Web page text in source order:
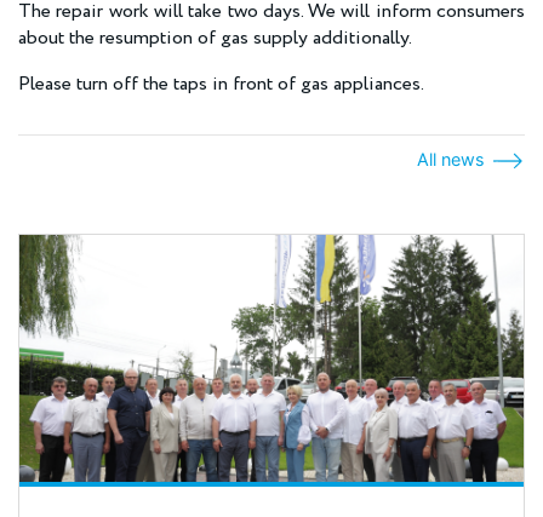
The repair work will take two days. We will inform consumers
about the resumption of gas supply additionally.
Please turn off the taps in front of gas appliances.
All news